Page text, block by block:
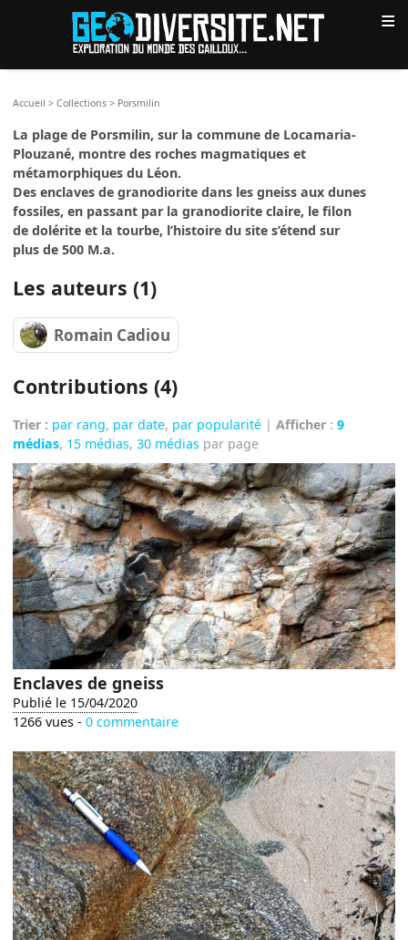
≡
Accueil >Collections > Porsmilin
La plage de Porsmilin, sur la commune de Locamaria-
Plouzané, montre des roches magmatiques et
métamorphiques du Léon.
Des enclaves de granodiorite dans les gneiss aux dunes
fossiles, en passant par la granodiorite claire, le filon
de dolérite et la tourbe, l’histoire du site s’étend sur
plus de 500 M.a.
Les auteurs (1)
Romain Cadiou
Contributions (4)
Trier : par rang, par date, par popularité |Afficher :9
médias, 15 médias,30 médias par page
Enclaves de gneiss
Publié le 15/04/2020
1266 vues -0 commentaire